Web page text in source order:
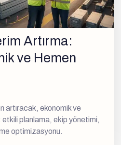
Artırma:
ve Hemen
artıracak, ekonomik ve
planlama, ekip yönetimi,
optimizasyonu.